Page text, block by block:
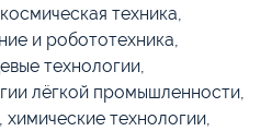
техника,
и робототехника,
технологии,
лёгкой промышленности,
технологии,